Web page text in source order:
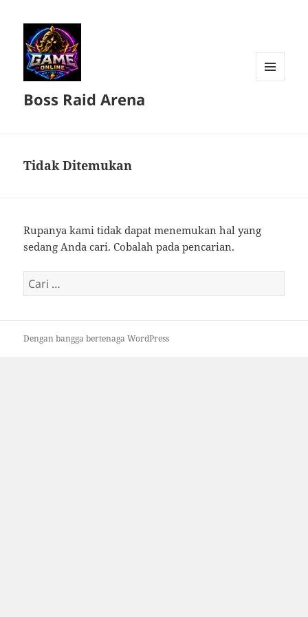
Boss Raid Arena
Tidak Ditemukan
Rupanya kami tidak dapat menemukan hal yang
sedang Anda cari. Cobalah pada pencarian.
Cari
untuk:
Dengan bangga bertenaga WordPress